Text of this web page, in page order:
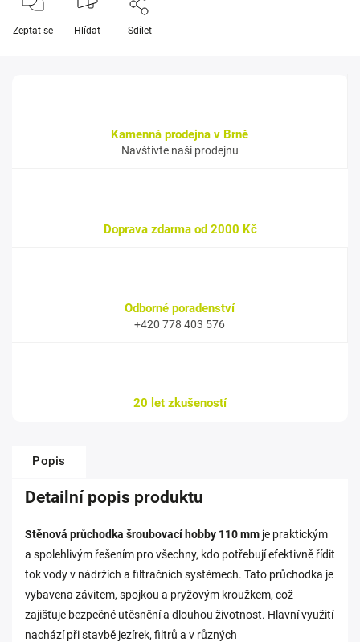
Zeptat se Hlídat Sdílet
Kamenná prodejna v Brně
Navštivte naši prodejnu
Doprava zdarma od 2000 Kč
Odborné poradenství
+420 778 403 576
20 let zkušeností
Popis
Detailní popis produktu
Stěnová průchodka šroubovací hobby 110 mm je praktickým
a spolehlivým řešením pro všechny, kdo potřebují efektivně řídit
tok vody v nádržích a filtračních systémech. Tato průchodka je
vybavena závitem, spojkou a pryžovým kroužkem, což
zajišťuje bezpečné utěsnění a dlouhou životnost. Hlavní využití
nachází při stavbě jezírek, filtrů a v různých